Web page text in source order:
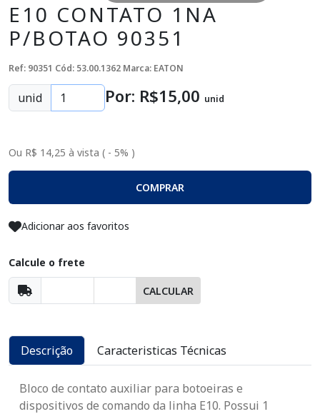
E10 CONTATO 1NA
P/BOTAO 90351
Ref: 90351 Cód: 53.00.1362 Marca: EATON
unid Por: R$15,00 unid
Ou R$ 14,25 à vista ( - 5% )
COMPRAR
Adicionar aos favoritos
Calcule o frete
CALCULAR
Descrição Caracteristicas Técnicas
Bloco de contato auxiliar para botoeiras e
dispositivos de comando da linha E10. Possui 1